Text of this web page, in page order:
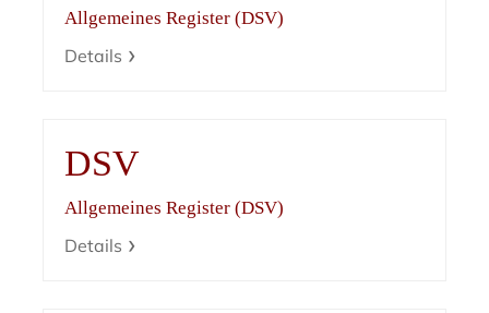
Allgemeines Register (DSV)
Details
DSV
Allgemeines Register (DSV)
Details